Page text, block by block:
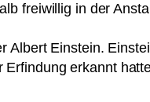
freiwillig in der
Albert Einstein.
erkannt